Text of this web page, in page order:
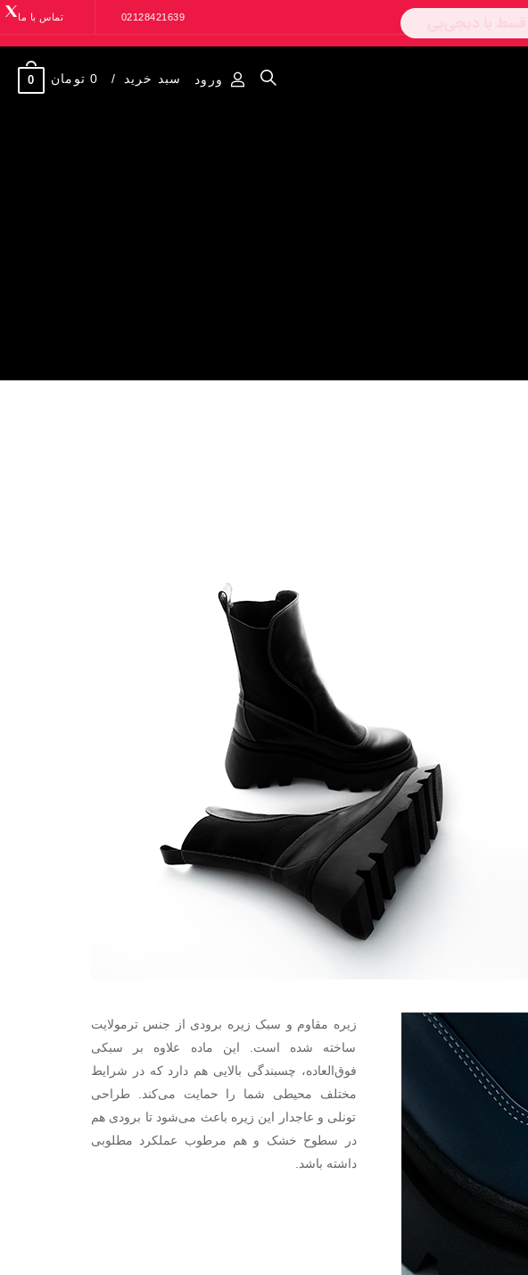
02128421639 تماس با ما
ورود سبد خرید 0 تومان 0
زیره مقاوم و سبک زیره برودی از جنس ترمولایت
ساخته شده است. این ماده علاوه بر سبکی
فوق‌العاده، چسبندگی بالایی هم دارد که در شرایط
مختلف محیطی شما را حمایت می‌کند. طراحی
تونلی و عاجدار این زیره باعث می‌شود تا برودی هم
در سطوح خشک و هم مرطوب عملکرد مطلوبی
داشته باشد.